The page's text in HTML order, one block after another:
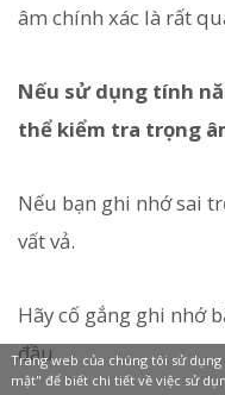
âm chính xác là rất
Nếu sử dụng tính
thể kiểm tra trọng
Nếu bạn ghi nhớ sai
vất vả.
Hãy cố gắng ghi nhớ
đầu.
Trang web của chúng tôi sử
mật" để biết chi tiết về việc sử